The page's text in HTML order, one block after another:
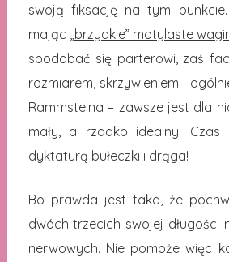
swoją fiksację na tym
mając „brzydkie” motylaste
spodobać się parterowi, zaś
rozmiarem, skrzywieniem i
Rammsteina – zawsze jest dla
mały, a rzadko idealny. Czas
dyktaturą bułeczki i drąga!
Bo prawda jest taka, że
dwóch trzecich swojej długości
nerwowych. Nie pomoże więc